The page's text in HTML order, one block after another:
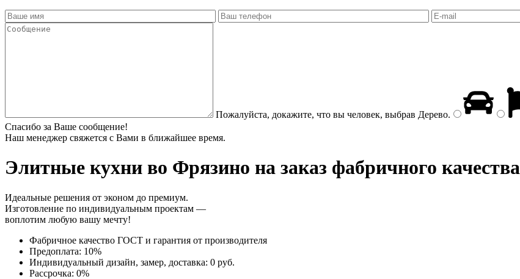
Пожалуйста, докажите, что вы человек, выбрав Дерево.
Спасибо за Ваше сообщение!
Наш менеджер свяжется с Вами в ближайшее время.
Элитные кухни во Фрязино на заказ фабричного качества
Идеальные решения от эконом до премиум.
Изготовление по индивидуальным проектам —
воплотим любую вашу мечту!
Фабричное качество ГОСТ и гарантия от производителя
Предоплата: 10%
Индивидуальный дизайн, замер, доставка: 0 руб.
Рассрочка: 0%